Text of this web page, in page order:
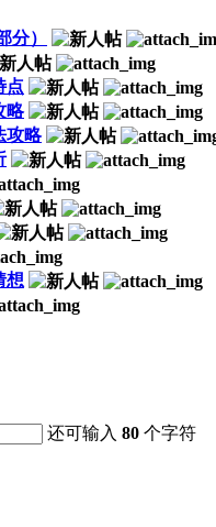
分）
点
略
攻略
想
还可输入80 个字符